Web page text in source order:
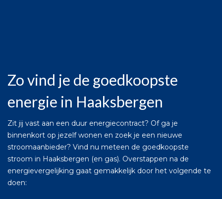
Zo vind je de goedkoopste
energie in Haaksbergen
Zit jij vast aan een duur energiecontract? Of ga je
binnenkort op jezelf wonen en zoek je een nieuwe
stroomaanbieder? Vind nu meteen de goedkoopste
stroom in Haaksbergen (en gas). Overstappen na de
energievergelijking gaat gemakkelijk door het volgende te
doen: